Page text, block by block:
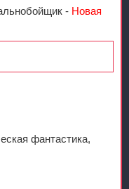
- Новая
фантастика,